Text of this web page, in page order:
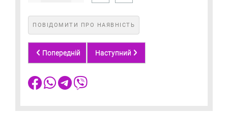
ПОВІДОМИТИ ПРО НАЯВНІСТЬ
Попередній Наступний